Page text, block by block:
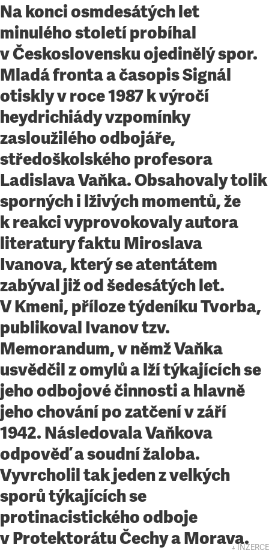
Na konci osmdesátých let
minulého století probíhal
v Československu ojedinělý spor.
Mladá fronta a časopis Signál
otiskly v roce 1987 k výročí
heydrichiády vzpomínky
zasloužilého odbojáře,
středoškolského profesora
Ladislava Vaňka. Obsahovaly tolik
sporných i lživých momentů, že
k reakci vyprovokovaly autora
literatury faktu Miroslava
Ivanova, který se atentátem
zabýval již od šedesátých let.
V Kmeni, příloze týdeníku Tvorba,
publikoval Ivanov tzv.
Memorandum, v němž Vaňka
usvědčil z omylů a lží týkajících se
jeho odbojové činnosti a hlavně
jeho chování po zatčení v září
1942. Následovala Vaňkova
odpověď a soudní žaloba.
Vyvrcholil tak jeden z velkých
sporů týkajících se
protinacistického odboje
v Protektorátu Čechy a Morava.↓ INZERCE